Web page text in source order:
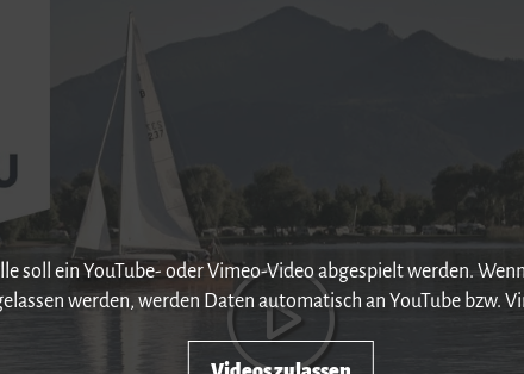
soll ein YouTube- oder Vimeo-Video abgespielt werden.
werden, werden Daten automatisch an YouTube bzw.